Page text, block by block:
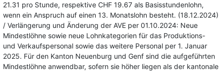
21.31 pro Stunde, respektive CHF 19.67 als Basisstundenlohn,
wenn ein Anspruch auf einen 13. Monatslohn besteht. (18.12.2024)
/ Verlängerung und Änderung der AVE per 01.10.2024: Neue
Mindestlöhne sowie neue Lohnkategorien für das Produktions-
und Verkaufspersonal sowie das weitere Personal per 1. Januar
2025. Für den Kanton Neuenburg und Genf sind die aufgeführten
Mindestlöhne anwendbar, sofern sie höher liegen als der kantonale